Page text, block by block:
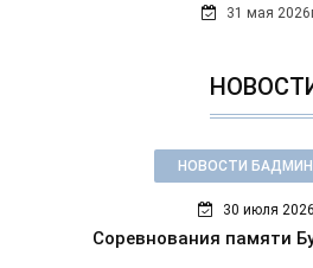
31 мая
НОВОСТИ
30 июля
Соревнования памяти